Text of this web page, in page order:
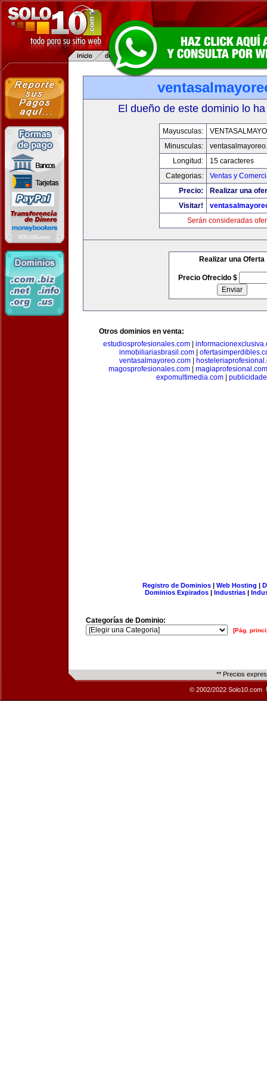
El dueño de este dominio lo
Mayusculas:
Minusculas:
Longitud:
15 caracteres
Categorias:
Ventas y
Precio:
Realizar una
Visitar!
Serán consideradas
Realizar una Oferta
Precio Ofrecido $
Otros dominios en venta:
estudiosprofesionales.com|
inmobiliariasbrasil.com
ventasalmayoreo.com
magosprofesionales.com
magiaprofesional.com
expomultimedia.com|
Registro de Dominios| Web Hosting |
Dominios Expirados | Industrias |
Categorías de Dominio:
[Pág.
** Precios
© 2002/2022 Solo10.com